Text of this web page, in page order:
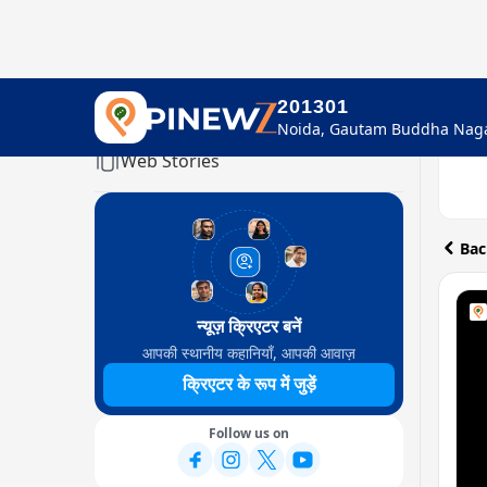
201301
Home
Web Stories
न्यूज़ क्रिएटर बनें
आपकी स्थानीय कहानियाँ, आपकी आवाज़
क्रिएटर के रूप में जुड़ें
Follow us on